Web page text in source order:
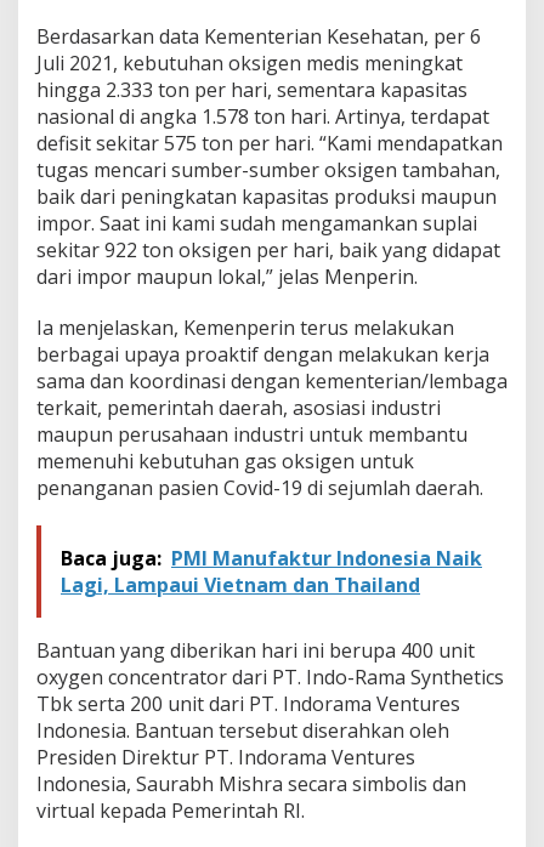
d
a
r
i
P
e
r
s
a
h
a
a
I
n
d
u
s
t
r
i
k
s
t
l
Berdasarkan data Kementerian Kesehatan, per 6
Juli 2021, kebutuhan oksigen medis meningkat
hingga 2.333 ton per hari, sementara kapasitas
nasional di angka 1.578 ton hari. Artinya, terdapat
defisit sekitar 575 ton per hari. “Kami mendapatkan
tugas mencari sumber-sumber oksigen tambahan,
baik dari peningkatan kapasitas produksi maupun
impor. Saat ini kami sudah mengamankan suplai
sekitar 922 ton oksigen per hari, baik yang didapat
dari impor maupun lokal,” jelas Menperin.
Ia menjelaskan, Kemenperin terus melakukan
berbagai upaya proaktif dengan melakukan kerja
sama dan koordinasi dengan kementerian/lembaga
terkait, pemerintah daerah, asosiasi industri
maupun perusahaan industri untuk membantu
memenuhi kebutuhan gas oksigen untuk
penanganan pasien Covid-19 di sejumlah daerah.
Baca juga: PMI Manufaktur Indonesia Naik
Lagi, Lampaui Vietnam dan Thailand
Bantuan yang diberikan hari ini berupa 400 unit
oxygen concentrator dari PT. Indo-Rama Synthetics
Tbk serta 200 unit dari PT. Indorama Ventures
Indonesia. Bantuan tersebut diserahkan oleh
Presiden Direktur PT. Indorama Ventures
Indonesia, Saurabh Mishra secara simbolis dan
virtual kepada Pemerintah RI.